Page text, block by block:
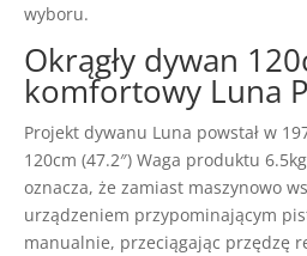
wyboru.
Okrągły dywan
komfortowy Luna
Projekt dywanu Luna powstał w
120cm (47.2″) Waga produktu
oznacza, że zamiast maszynowo
urządzeniem przypominającym
manualnie, przeciągając przędzę